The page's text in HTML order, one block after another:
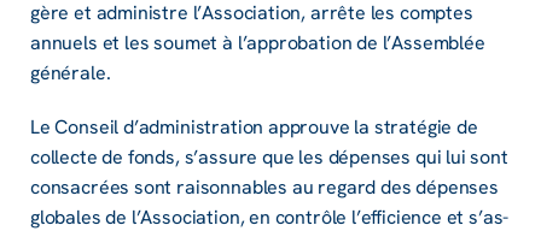
gère et admi­nistre l’As­so­cia­tion, arrête les comptes
annuels et les soumet à l’ap­pro­ba­tion de l’As­sem­blée
géné­rale.
Le Conseil d’ad­mi­nis­tra­tion approuve la stra­té­gie de
collecte de fonds, s’as­sure que les dépenses qui lui sont
consa­crées sont raison­nables au regard des dépenses
globales de l’As­so­cia­tion, en contrôle l’ef­fi­cience et s’as­